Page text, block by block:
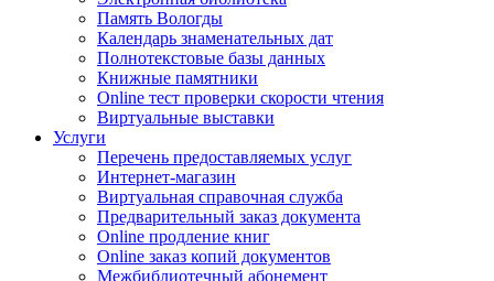
Память Вологды
Календарь знаменательных дат
Полнотекстовые базы данных
Книжные памятники
Online тест проверки скорости чтения
Виртуальные выставки
Услуги
Перечень предоставляемых услуг
Интернет-магазин
Виртуальная справочная служба
Предварительный заказ документа
Online продление книг
Online заказ копий документов
Межбиблиотечный абонемент